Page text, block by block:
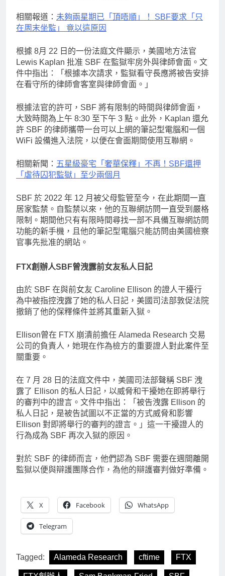
相關報道： 未夠兩星期已「頂唔順」！ SBF要求「只
在周末坐監」 竟以這原因
根據 8月 22 日的一份法庭文件顯示，美國地方法官
Lewis Kaplan 批准 SBF 在監獄牢房外與律師會面。文
件中指出：「根據本次請求，監獄看守長應將被告安排
在看守所的律師會客室與律師會面。」
根據法官的許可，SBF 將有限制的時間與律師會面，
大致時間為上午 8:30 至下午 3 點。此外，Kaplan 還允
許 SBF 的律師攜帶一台可以上網的筆記型電腦和一個
WiFi 設備進入法院，以便在會面期間使用互聯網。
相關新聞： 五星級豪宅「奢華保釋」不再！SBF還押
「虐待囚犯監獄」至少兩個月
SBF 於 2022 年 12 月被父母監管至今，在此期間一直
居家監禁。自監禁以來，他的互聯網訪問一直受到嚴格
限制。期間他只有有限時間尋找一部不具備互聯網訪問
功能的新手機，且他的筆記型電腦只能訪問由美國檢察
官事先批准的網站。
FTX創辦人SBF曾洩露前女友私人日記
由於 SBF 在與前女友 Caroline Ellison 的證人干擾行
為中被指控洩露了她的私人日記，美國司法部敦促法院
撤銷了他的保釋條件並將其重新入獄。
Ellison曾在 FTX 崩潰前擔任 Alameda Research 交易
公司的負責人，她現在作為檢方的重要證人對此案件至
關重要。
在 7 月 28 日的法庭文件中，美國司法部聲稱 SBF 洩
露了 Ellison 的私人日記，以威脅和干擾她在即將舉行
的審判中的證言。文件中指出：「被告洩露 Ellison 的
私人日記，是被告試圖以不正當的方式威脅和影響
Ellison 對即將舉行的審判的證言。」這一干擾證人的
行為成為 SBF 再次入獄的原因。
對於 SBF 的律師而言，他們認為 SBF 需要在週間離開
監獄以便與辯護團隊合作，為他的辯護審判做好準備。
X Facebook WhatsApp
Telegram
Tagged: Alameda Research cftime FTX